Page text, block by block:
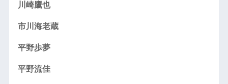
川崎鷹也
市川海老蔵
平野歩夢
平野流佳